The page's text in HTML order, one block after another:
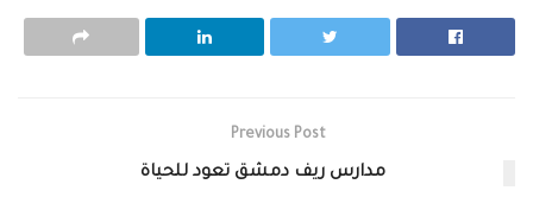
Previous Post
مدارس ريف دمشق تعود للحياة‎